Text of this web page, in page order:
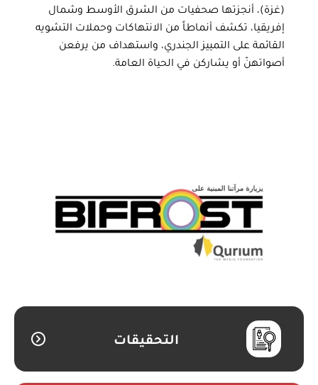
(غزة)، أنجزتها صحفيات من الشرق الأوسط وشمال
إفريقيا، تكشف أنماطاً من الانتهاكات وحملات التشويه
القائمة على التمييز الجندري، واستهداف من يرفعن
أصواتهنّ أو يشاركن في الحياة العامة.
التحقيقات